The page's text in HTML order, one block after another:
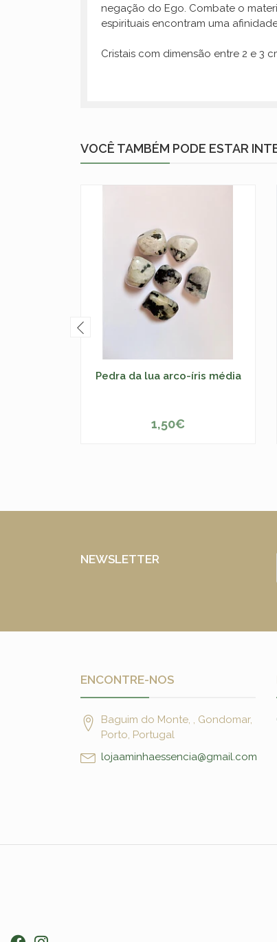
negação do Ego. Combate o
espirituais encontram uma
Cristais com dimensão entre 2 e 3
VOCÊ TAMBÉM PODE ESTAR
Pedra da lua arco-íris média
+
1,50€
NEWSLETTER
ENCONTRE-NOS
Baguim do Monte, , Gondomar,
Porto, Portugal
lojaaminhaessencia@gmail.com